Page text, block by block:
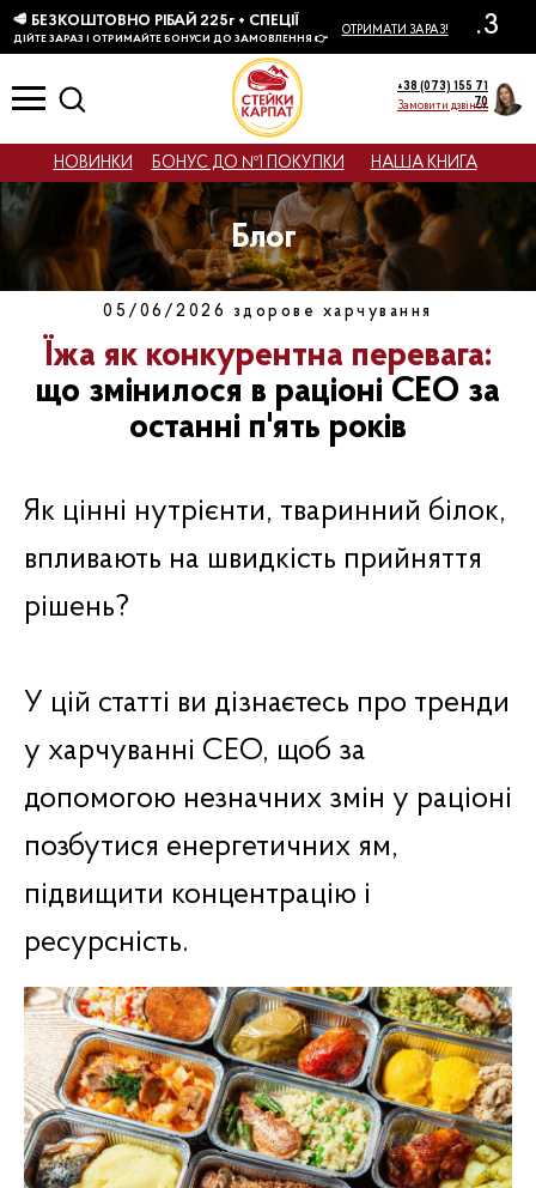
+38 (073) 155 71
70
Замовити дзвінок
Блог
НОВИНКИ БОНУС ДО №1 ПОКУПКИ НАША КНИГА
05/06/2026 здорове харчування
Їжа як конкурентна перевага:
що змінилося в раціоні CEO за
останні п'ять років
Як цінні нутрієнти, тваринний білок,
впливають на швидкість прийняття
рішень?
У цій статті ви дізнаєтесь про тренди
у харчуванні CEO, щоб за
допомогою незначних змін у раціоні
позбутися енергетичних ям,
підвищити концентрацію і
ресурсність.